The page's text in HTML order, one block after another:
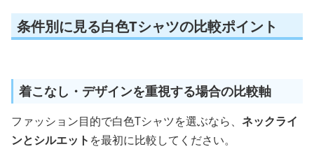
条件別に見る白色Tシャツの比較ポイント
着こなし・デザインを重視する場合の比較軸
ファッション目的で白色Tシャツを選ぶなら、 ネックライ
ンとシルエット を最初に比較してください。